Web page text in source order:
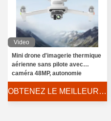
Video
Mini drone d'imagerie thermique
aérienne sans pilote avec
caméra 48MP, autonomie
étendue de 47 minutes, poids au
décollage de 1025g, antibuée
OBTENEZ LE MEILLEUR PRIX